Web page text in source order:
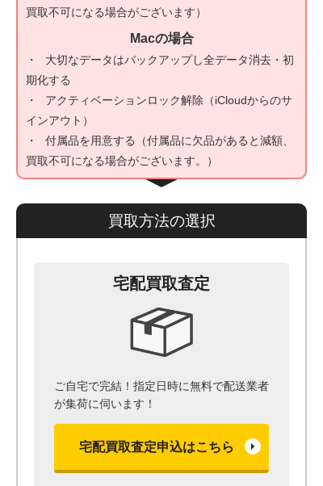
買取不可になる場合がございます）
Macの場合
大切なデータはバックアップし全データ消去・初
期化する
アクティベーションロック解除（iCloudからのサ
インアウト）
付属品を用意する（付属品に欠品があると減額、
買取不可になる場合がございます。）
買取方法の選択
宅配買取査定
ご自宅で完結！指定日時に無料で配送業者
が集荷に伺います！
宅配買取査定申込はこちら